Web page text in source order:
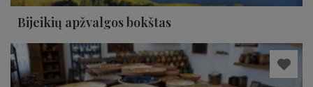
Bijeikių apžvalgos bokštas